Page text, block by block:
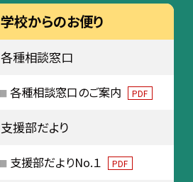
学校からのお便り
各種相談窓口
各種相談窓口のご案内 PDF
支援部だより
支援部だよりNo.１ PDF